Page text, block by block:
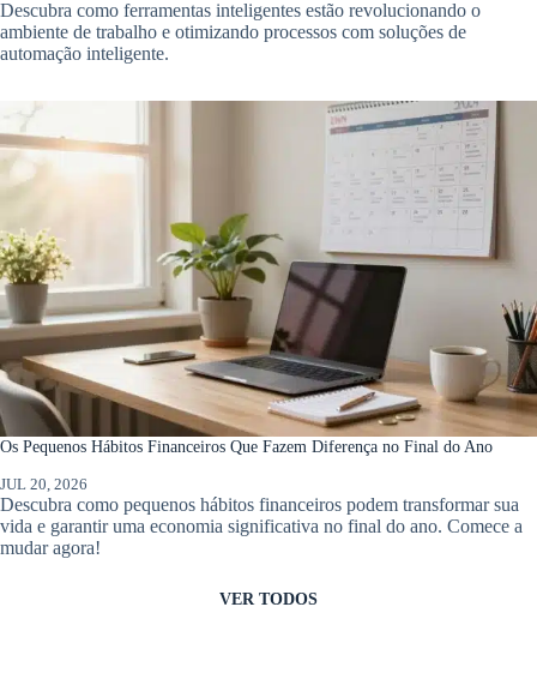
Descubra como ferramentas inteligentes estão revolucionando o
ambiente de trabalho e otimizando processos com soluções de
automação inteligente.
Os Pequenos Hábitos Financeiros Que Fazem Diferença no Final do Ano
JUL 20, 2026
Descubra como pequenos hábitos financeiros podem transformar sua
vida e garantir uma economia significativa no final do ano. Comece a
mudar agora!
VER TODOS